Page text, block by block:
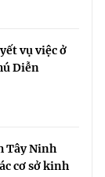
vụ việc ở
Diễn
Tây Ninh
cơ sở kinh